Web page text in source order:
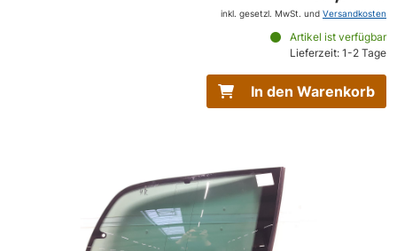
inkl. gesetzl. MwSt. und Versandkosten
Artikel ist verfügbar
Lieferzeit: 1-2 Tage
In den Warenkorb